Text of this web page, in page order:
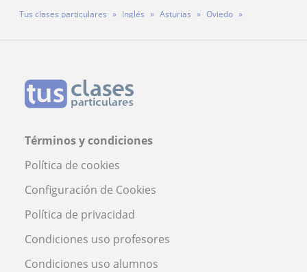
Tus clases particulares Inglés Asturias
Oviedo
Términos y condiciones
Política de cookies
Configuración de Cookies
Política de privacidad
Condiciones uso profesores
Condiciones uso alumnos